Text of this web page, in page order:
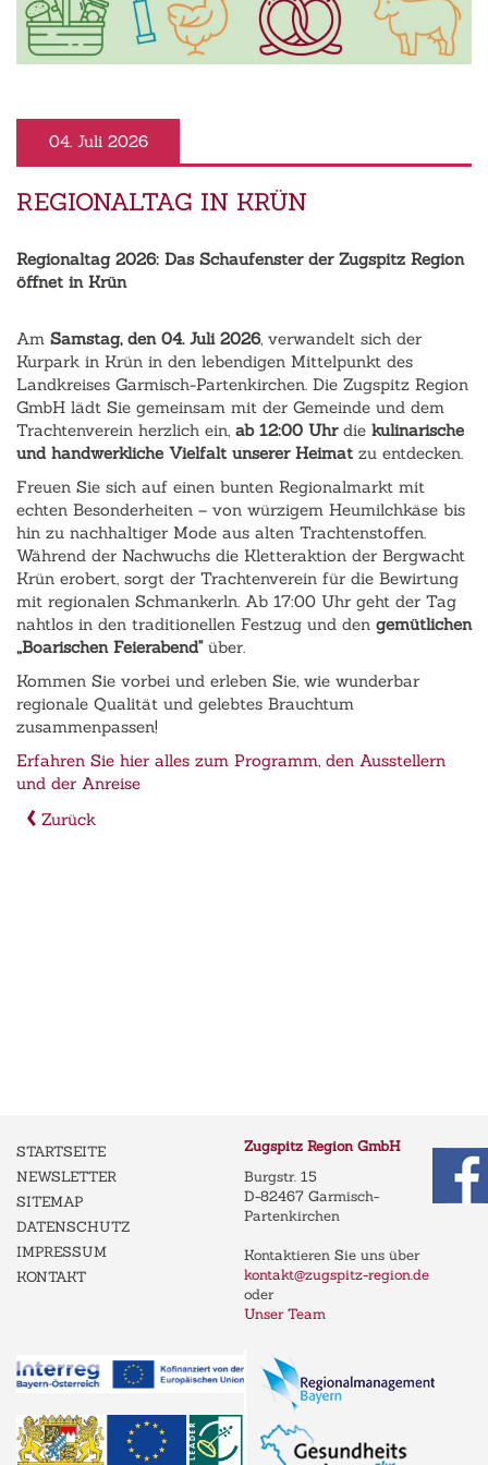
04. Juli 2026
REGIONALTAG IN KRÜN
Regionaltag 2026: Das Schaufenster der Zugspitz Region
öffnet in Krün
Am Samstag, den 04. Juli 2026, verwandelt sich der
Kurpark in Krün in den lebendigen Mittelpunkt des
Landkreises Garmisch-Partenkirchen. Die Zugspitz Region
GmbH lädt Sie gemeinsam mit der Gemeinde und dem
Trachtenverein herzlich ein, ab 12:00 Uhrdie kulinarische
und handwerkliche Vielfalt unserer Heimat zu entdecken.
Freuen Sie sich auf einen bunten Regionalmarkt mit
echten Besonderheiten – von würzigem Heumilchkäse bis
hin zu nachhaltiger Mode aus alten Trachtenstoffen.
Während der Nachwuchs die Kletteraktion der Bergwacht
Krün erobert, sorgt der Trachtenverein für die Bewirtung
mit regionalen Schmankerln. Ab 17:00 Uhr geht der Tag
nahtlos in den traditionellen Festzug und den gemütlichen
„Boarischen Feierabend"über.
Kommen Sie vorbei und erleben Sie, wie wunderbar
regionale Qualität und gelebtes Brauchtum
zusammenpassen!
Erfahren Sie hier alles zum Programm, den Ausstellern
und der Anreise
Zurück
STARTSEITE
NEWSLETTER
SITEMAP
DATENSCHUTZ
IMPRESSUM
KONTAKT
Zugspitz Region GmbH
Burgstr. 15
D-82467 Garmisch-
Partenkirchen
Kontaktieren Sie uns über
kontakt@zugspitz-region.de
oder
Unser Team